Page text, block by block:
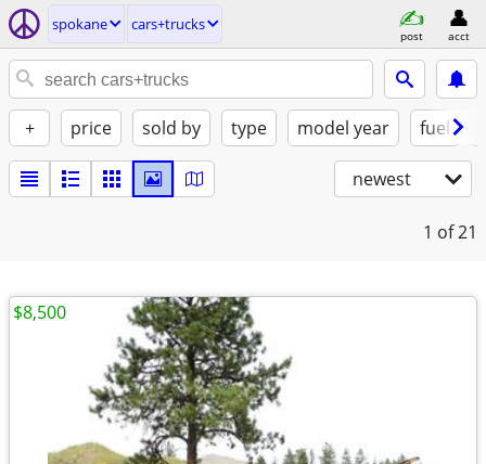
spokane cars+trucks
post acct
+ price sold by type model year fuel
newest
1 of 21
$8,500